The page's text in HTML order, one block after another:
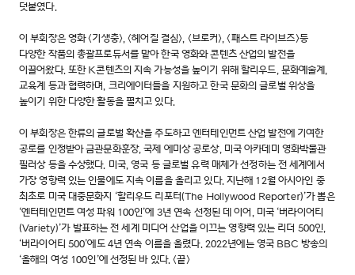
덧붙였다.
이 부회장은 영화 <기생충>, <헤어질 결심>, <브로커>, <패스트 라이브즈>등
다양한 작품의 총괄프로듀서를 맡아 한국 영화와 콘텐츠 산업의 발전을
이끌어왔다. 또한 K콘텐츠의 지속 가능성을 높이기 위해 할리우드, 문화예술계,
교육계 등과 협력하며, 크리에이터들을 지원하고 한국 문화의 글로벌 위상을
높이기 위한 다양한 활동을 펼치고 있다.
이 부회장은 한류의 글로벌 확산을 주도하고 엔터테인먼트 산업 발전에 기여한
공로를 인정받아 금관문화훈장, 국제 에미상 공로상, 미국 아카데미 영화박물관
필러상 등을 수상했다. 미국, 영국 등 글로벌 유력 매체가 선정하는 전 세계에서
가장 영향력 있는 인물에도 지속 이름을 올리고 있다. 지난해 12월 아시아인 중
최초로 미국 대중문화지 ‘할리우드 리포터(The Hollywood Reporter)’가 뽑은
‘엔터테인먼트 여성 파워 100인’에 3년 연속 선정된 데 이어, 미국 ‘버라이어티
(Variety)’가 발표하는 전 세계 미디어 산업을 이끄는 영향력 있는 리더 500인,
‘버라이어티 500’에도 4년 연속 이름을 올렸다. 2022년에는 영국 BBC 방송의
‘올해의 여성 100인’에 선정된 바 있다. <끝>